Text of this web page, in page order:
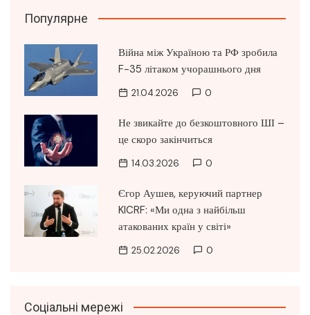
Популярне
Війна між Україною та РФ зробила
F-35 літаком учорашнього дня
21.04.2026 0
Не звикайте до безкоштовного ШІ –
це скоро закінчиться
14.03.2026 0
Єгор Аушев, керуючий партнер
KICRF: «Ми одна з найбільш
атакованих країн у світі»
25.02.2026 0
Соціальні мережі